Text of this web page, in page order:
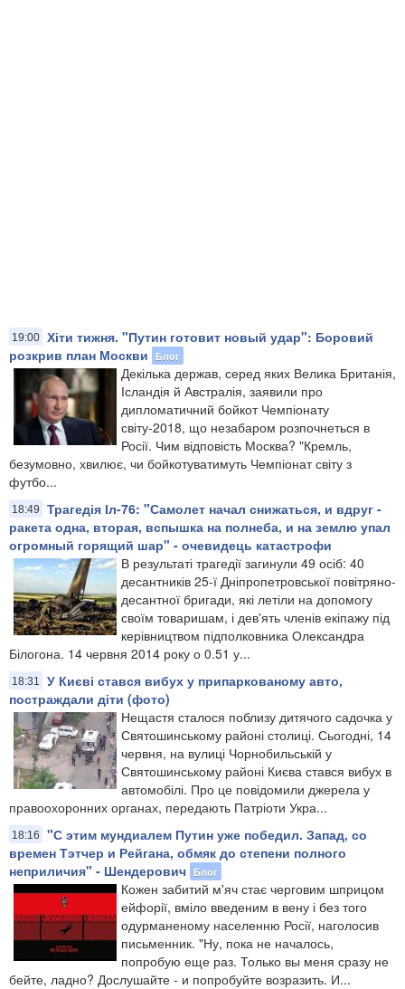
19:00 Хіти тижня. "Путин готовит новый удар": Боровий
розкрив план Москви
Блог
​Декілька держав, серед яких Велика Британія,
Ісландія й Австралія, заявили про
дипломатичний бойкот Чемпіонату
світу-2018, що незабаром розпочнеться в
Росії. Чим відповість Москва? "Кремль,
безумовно, хвилює, чи бойкотуватимуть Чемпіонат світу з
футбо...
18:49
Трагедія Іл-76: "Самолет начал снижаться, и вдруг -
ракета одна, вторая, вспышка на полнеба, и на землю упал
огромный горящий шар" - очевидець катастрофи
В результаті трагедії загинули 49 осіб: 40
десантників 25-ї Дніпропетровської повітряно-
десантної бригади, які летіли на допомогу
своїм товаришам, і дев'ять членів екіпажу під
керівництвом підполковника Олександра
Білогона. 14 червня 2014 року о 0.51 у...
18:31
У Києві стався вибух у припаркованому авто,
постраждали діти (фото)
Нещастя сталося поблизу дитячого садочка у
Святошинському районі столиці. Сьогодні, 14
червня, на вулиці Чорнобильській у
Святошинському районі Києва стався вибух в
автомобілі. Про це повідомили джерела у
правоохоронних органах, передають Патріоти Укра...
18:16
"С этим мундиалем Путин уже победил. Запад, со
времен Тэтчер и Рейгана, обмяк до степени полного
неприличия" - Шендерович Блог
Кожен забитий м'яч стає черговим шприцом
ейфорії, вміло введеним в вену і без того
одурманеному населенню Росії, наголосив
письменник. "Ну, пока не началось,
попробую еще раз. Только вы меня сразу не
бейте, ладно? Дослушайте - и попробуйте возразить. И...